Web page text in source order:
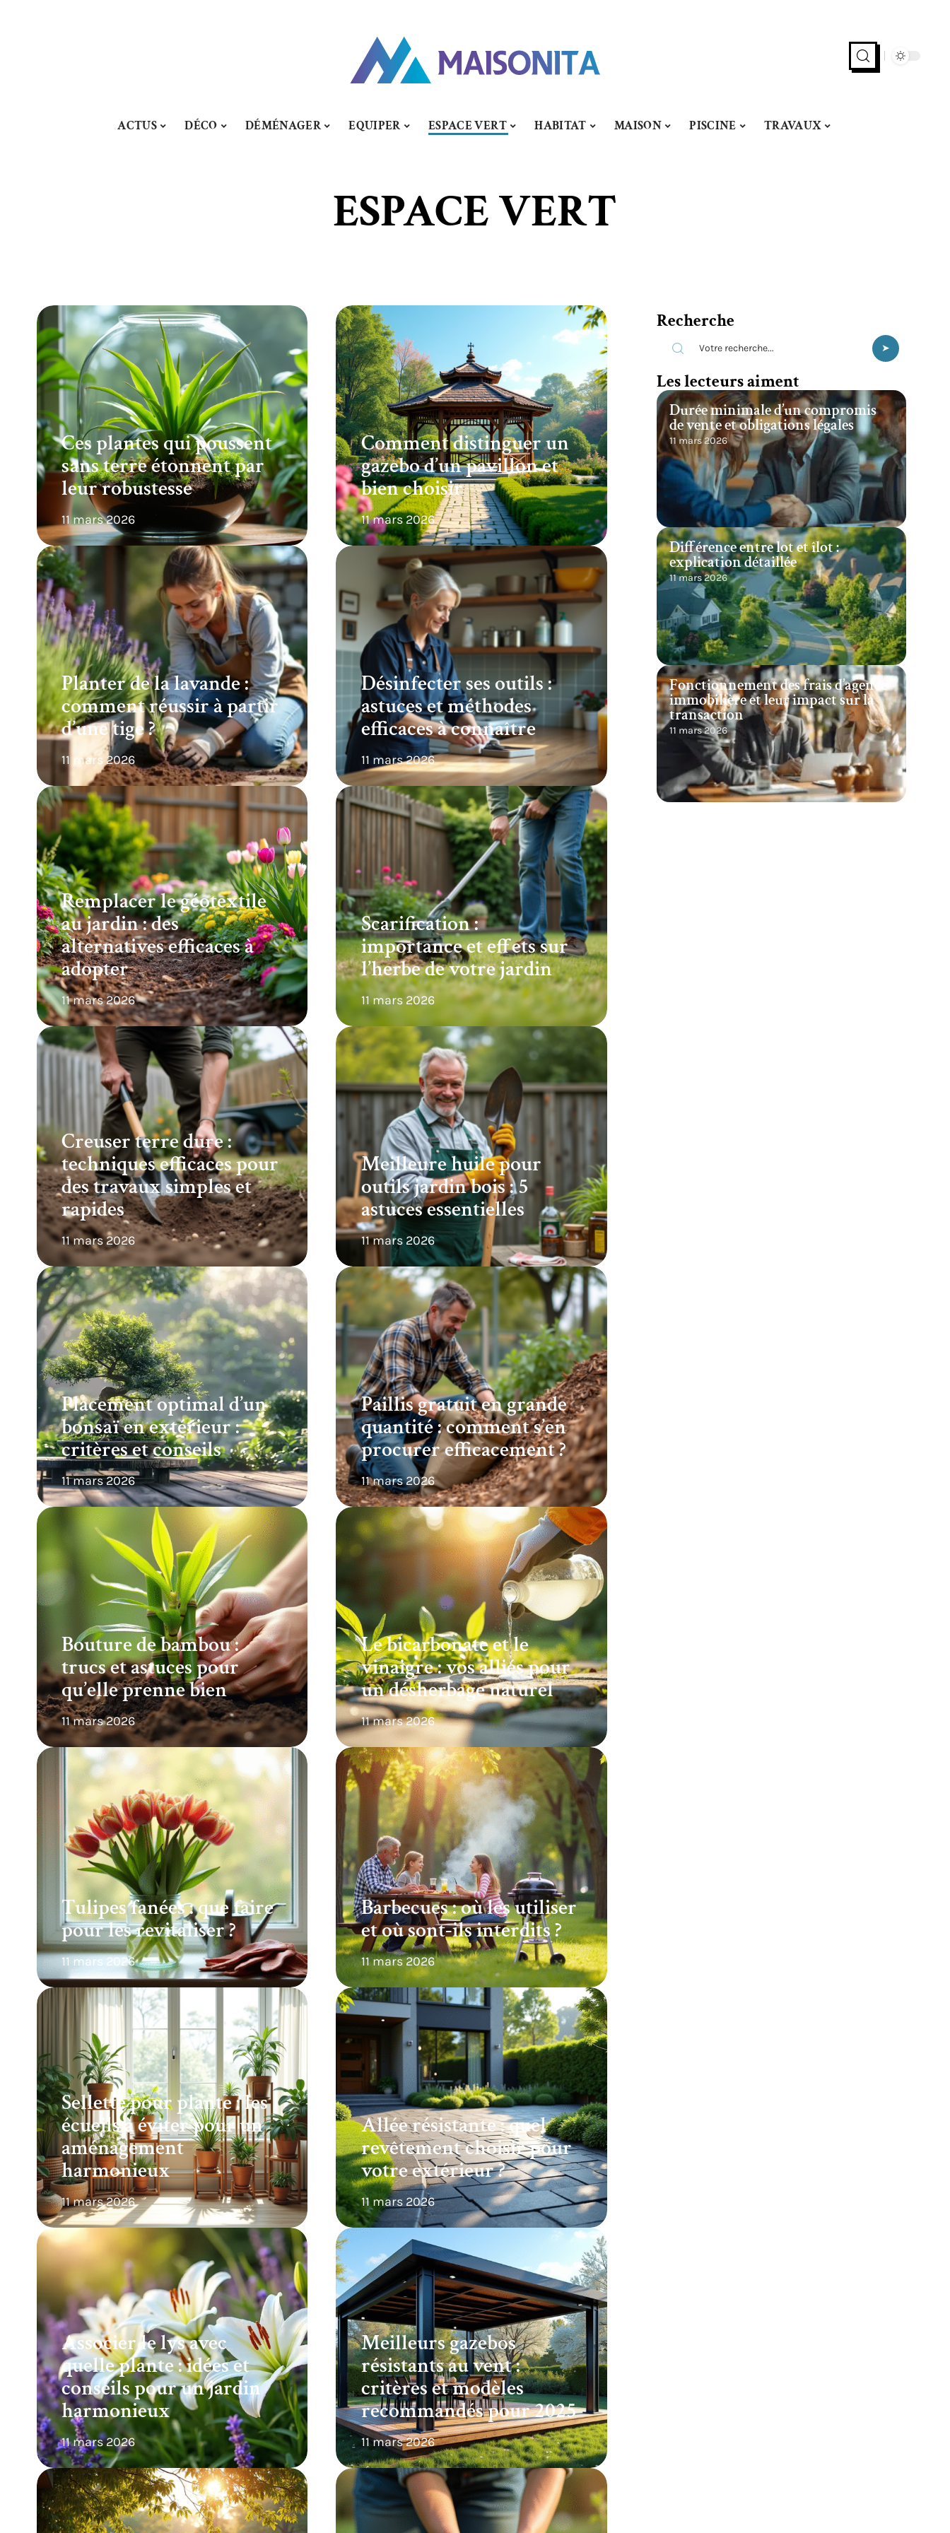
ACTUS DÉCO DÉMÉNAGER EQUIPER ESPACE VERT HABITAT MAISON PISCINE TRAVAUX
ESPACE VERT
Ces plantes qui poussent
sans terre étonnent par
leur robustesse
11 mars 2026
Comment distinguer un
gazebo d’un pavillon et
bien choisir
11 mars 2026
Planter de la lavande :
comment réussir à partir
d’une tige ?
11 mars 2026
Désinfecter ses outils :
astuces et méthodes
efficaces à connaître
11 mars 2026
Remplacer le géotextile
au jardin : des
alternatives efficaces à
adopter
11 mars 2026
Scarification :
importance et effets sur
l’herbe de votre jardin
11 mars 2026
Creuser terre dure :
techniques efficaces pour
des travaux simples et
rapides
11 mars 2026
Meilleure huile pour
outils jardin bois : 5
astuces essentielles
11 mars 2026
Placement optimal d’un
bonsaï en extérieur :
critères et conseils
11 mars 2026
Paillis gratuit en grande
quantité : comment s’en
procurer efficacement ?
11 mars 2026
Bouture de bambou :
trucs et astuces pour
qu’elle prenne bien
11 mars 2026
Le bicarbonate et le
vinaigre : vos alliés pour
un désherbage naturel
11 mars 2026
Tulipes fanées : que faire
pour les revitaliser ?
11 mars 2026
Barbecues : où les utiliser
et où sont-ils interdits ?
11 mars 2026
Sellette pour plante : les
écueils à éviter pour un
aménagement
harmonieux
11 mars 2026
Allée résistante : quel
revêtement choisir pour
votre extérieur ?
11 mars 2026
Associer le lys avec
quelle plante : idées et
conseils pour un jardin
harmonieux
11 mars 2026
Meilleurs gazebos
résistants au vent :
critères et modèles
recommandés pour 2025
11 mars 2026
Recherche
Les lecteurs aiment
Durée minimale d’un compromis
de vente et obligations légales
11 mars 2026
Différence entre lot et îlot :
explication détaillée
11 mars 2026
Fonctionnement des frais d’agence
immobilière et leur impact sur la
transaction
11 mars 2026